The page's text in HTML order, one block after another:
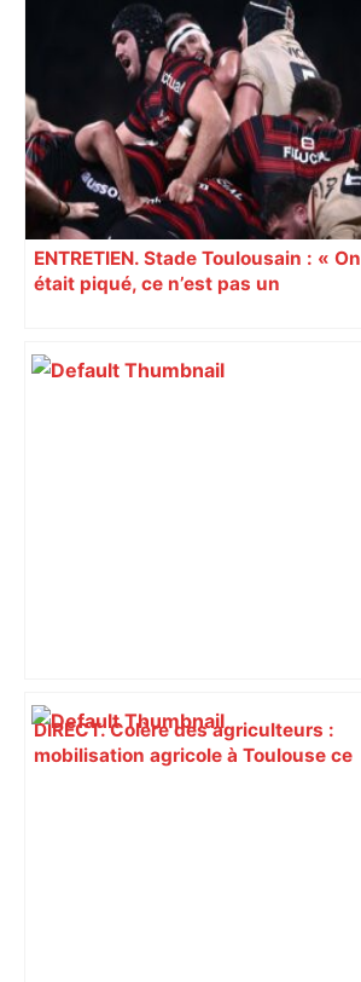
ENTRETIEN. Stade Toulousain : « On
était piqué, ce n’est pas un
DIRECT. Colère des agriculteurs :
mobilisation agricole à Toulouse ce